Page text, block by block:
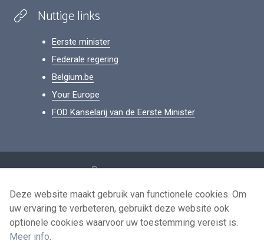
Nuttige links
Eerste minister
Federale regering
Belgium.be
Your Europe
FOD Kanselarij van de Eerste Minister
Persoonsgegevens
Voorwaarden voor het hergebruik
Contacteer ons
Deze website maakt gebruik van functionele cookies. Om
uw ervaring te verbeteren, gebruikt deze website ook
optionele cookies waarvoor uw toestemming vereist is.
Meer info.